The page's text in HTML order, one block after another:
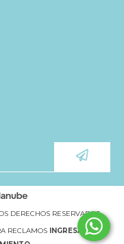
DERECHOS RESERVADOS.
RECLAMOS
INGRESÁ ACÁ.